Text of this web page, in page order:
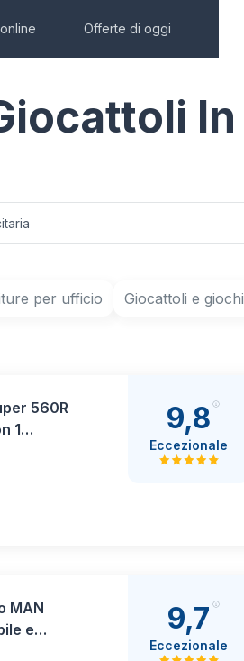
Offerte di oggi
In
per ufficio Giocattoli e giochi
560R
1
9,8
Eccezionale
MAN
e
9,7
Eccezionale